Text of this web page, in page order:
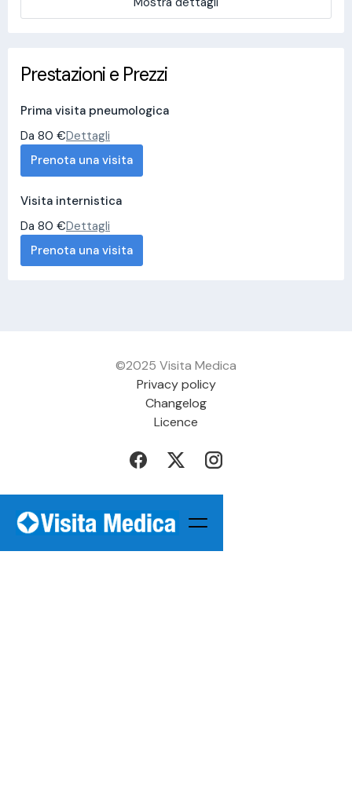
Prestazioni e Prezzi
Prima visita pneumologica
Da 80 €Dettagli
Prenota una visita
Visita internistica
Da 80 €Dettagli
Prenota una visita
©2025 Visita Medica
Privacy policy
Changelog
Licence